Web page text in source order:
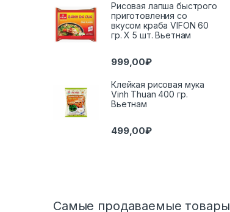
Рисовая лапша быстрого
приготовления со
вкусом краба VIFON 60
гр. Х 5 шт. Вьетнам
999,00₽
Клейкая рисовая мука
Vinh Thuan 400 гр.
Вьетнам
499,00₽
Самые продаваемые товары